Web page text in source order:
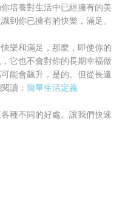
培養對生活中已經擁有的美
到你已擁有的快樂，滿足。
樂和滿足，那麼，即使你的
它也不會對你的長期幸福做
能會飆升，是的。但從長遠
讀： 簡單生活定義
種不同的好處。讓我們快速